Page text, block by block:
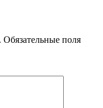
Обязательные поля